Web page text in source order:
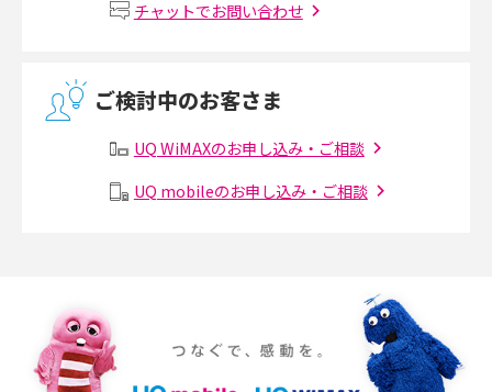
2017年4月(8)
2017年3月(9)
2017年2月(7)
2017年1月(6)
2016年10月(8)
2016年9月(8)
無線LANとは？メリット・デメリットや接続方法を解説
メッシュWi-Fiとは？仕組みやメリット・デメリット、中継機との違いを解
ポケット型Wi-Fiをレンタルするメリットとは？選び方や向いている方の特
徴も紹介
チャットでお問い合わせ
ご検討中のお客さま
UQ WiMAXのお申し込み・ご相談
UQ mobileのお申し込み・ご相談